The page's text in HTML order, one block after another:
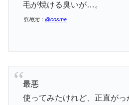
毛が焼ける臭いが…。
引用元： @cosme
最悪
使ってみたけれど、正直が